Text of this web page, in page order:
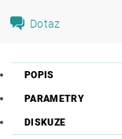
Dotaz
POPIS
PARAMETRY
DISKUZE